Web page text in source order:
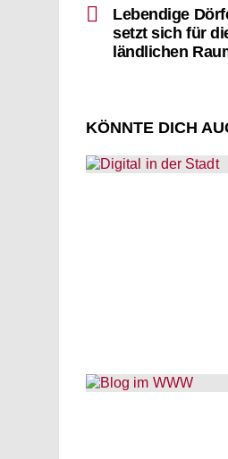
moreLebendige
setzt sich für
ländlichen
KÖNNTE DICH